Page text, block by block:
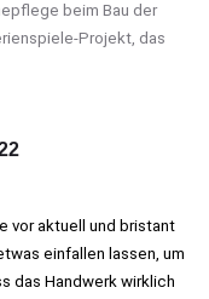
beim Bau der
Projekt, das
vor aktuell und bristant
einfallen lassen, um
das Handwerk wirklich